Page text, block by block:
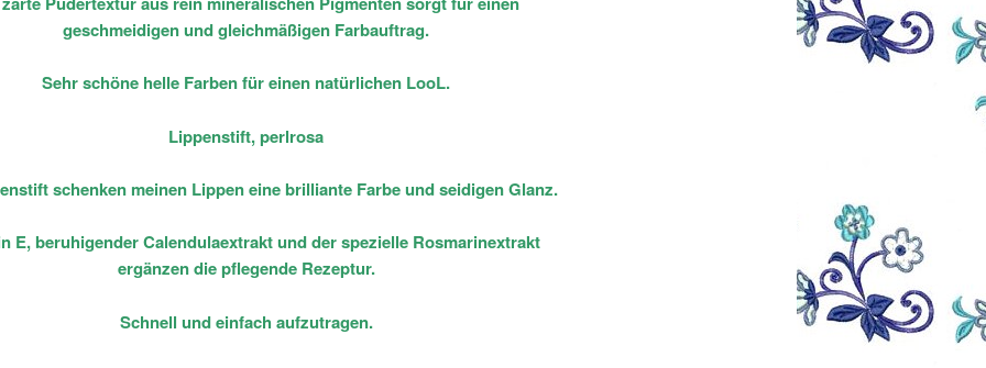
geschmeidigen und gleichmäßigen Farbauftrag.
Sehr schöne helle Farben für einen natürlichen LooL.
Lippenstift, perlrosa
schenken meinen Lippen eine brilliante Farbe und seidigen Glanz.
E, beruhigender Calendulaextrakt und der spezielle Rosmarinextrakt
ergänzen die pflegende Rezeptur.
Schnell und einfach aufzutragen.